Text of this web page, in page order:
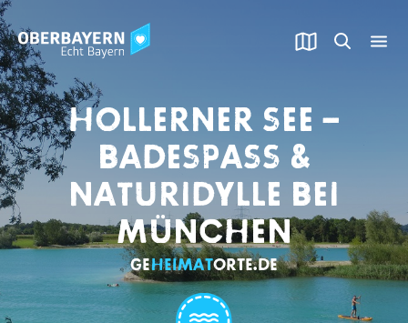
HOLLERNER SEE –
BADESPASS & N
ATURIDYLLE BEI M
ÜNCHEN
GEHEIMAT​ORTE.DE